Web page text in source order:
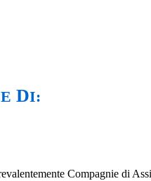
DI:
Compagnie di